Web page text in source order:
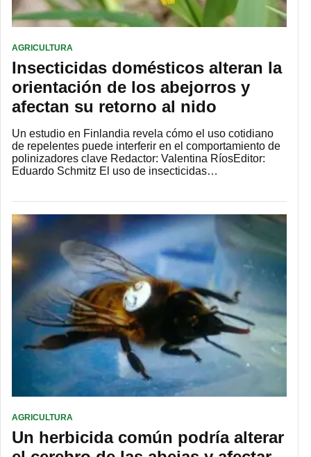
AGRICULTURA
Insecticidas domésticos alteran la
orientación de los abejorros y
afectan su retorno al nido
Un estudio en Finlandia revela cómo el uso cotidiano
de repelentes puede interferir en el comportamiento de
polinizadores clave Redactor: Valentina RíosEditor:
Eduardo Schmitz El uso de insecticidas…
AGRICULTURA
Un herbicida común podría alterar